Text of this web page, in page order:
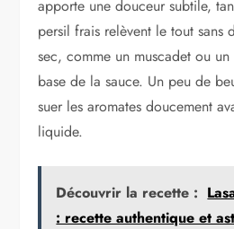
apporte une douceur subtile,
persil frais relèvent le tout sans
sec, comme un muscadet ou
base de la sauce. Un peu de
suer les aromates doucement
liquide.
Découvrir la recette :
: recette authentique et